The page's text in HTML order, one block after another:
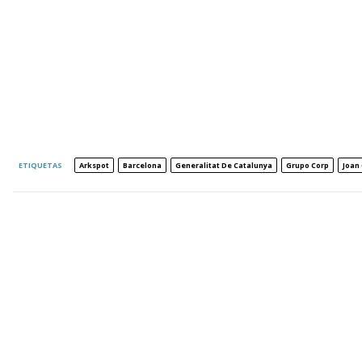
ETIQUETAS Arkspot Barcelona Generalitat De Catalunya Grupo Corp Joan